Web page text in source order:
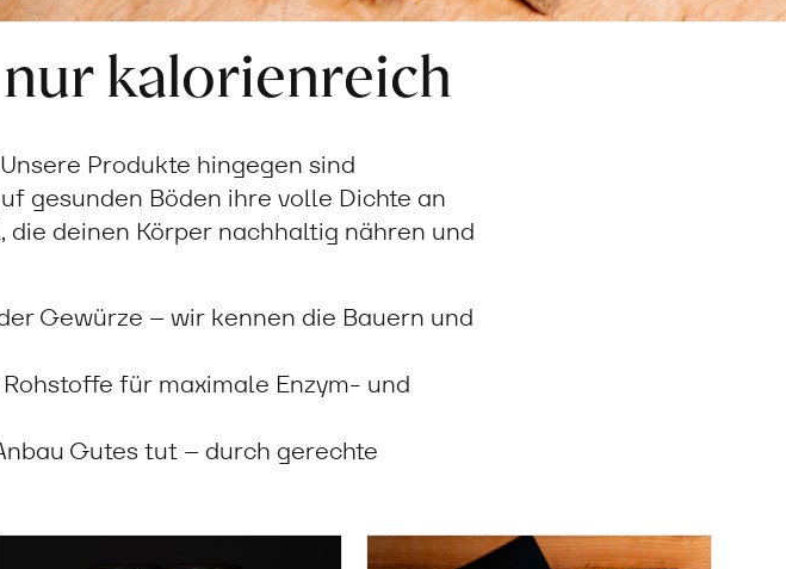
kalorienreich
Produkte hingegen sind
gesunden Böden ihre volle Dichte an
deinen Körper nachhaltig nähren und
Gewürze – wir kennen die Bauern und
für maximale Enzym- und
Gutes tut – durch gerechte